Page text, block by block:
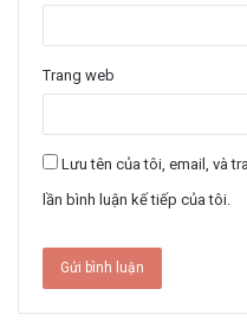
Trang web
Lưu tên của tôi, email, và
lần bình luận kế tiếp của tôi.